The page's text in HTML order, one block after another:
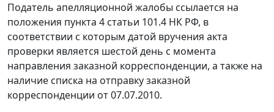
Податель апелляционной жалобы ссылается на
положения пункта 4 статьи 101.4 НК РФ, в
соответствии с которым датой вручения акта
проверки является шестой день с момента
направления заказной корреспонденции, а также на
наличие списка на отправку заказной
корреспонденции от 07.07.2010.